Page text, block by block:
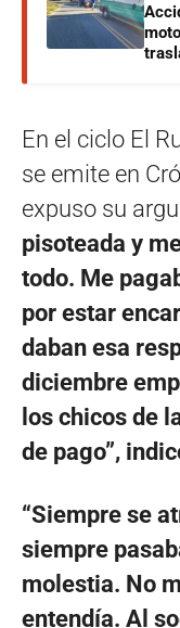
En el ciclo El
se emite en
expuso su
pisoteada y
todo. Me
por estar
daban esa
diciembre
los chicos de
de pago”,
“Siempre se
siempre
molestia. No
entendía. Al